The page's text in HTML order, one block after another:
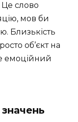
Це слово
мов би
Близькість
об’єкт на
емоційний
значень